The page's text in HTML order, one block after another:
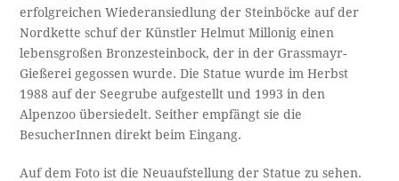
erfolgreichen Wiederansiedlung der Steinböcke auf der
Nordkette schuf der Künstler Helmut Millonig einen
lebensgroßen Bronzesteinbock, der in der Grassmayr-
Gießerei gegossen wurde. Die Statue wurde im Herbst
1988 auf der Seegrube aufgestellt und 1993 in den
Alpenzoo übersiedelt. Seither empfängt sie die
BesucherInnen direkt beim Eingang.
Auf dem Foto ist die Neuaufstellung der Statue zu sehen.